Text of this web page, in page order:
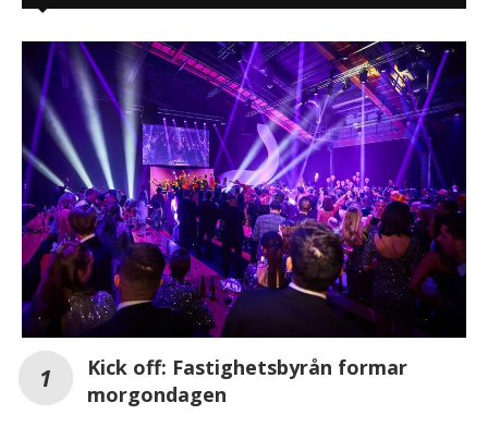
Kick off: Fastighetsbyrån formar
morgondagen